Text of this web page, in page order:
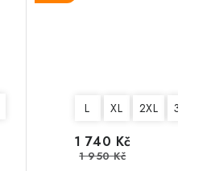
L XL 2XL 3XL
1 740 Kč
1 950 Kč